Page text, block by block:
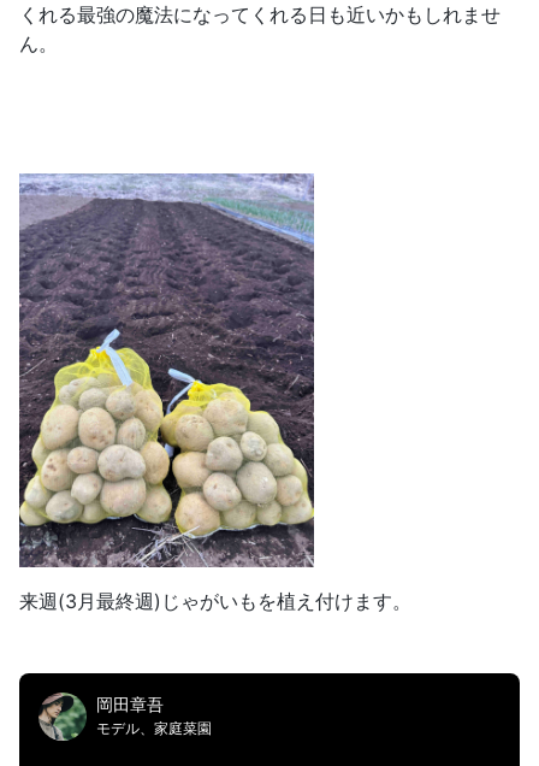
くれる最強の魔法になってくれる日も近いかもしれませ
ん。
来週(3月最終週)じゃがいもを植え付けます。
岡田章吾
モデル、家庭菜園